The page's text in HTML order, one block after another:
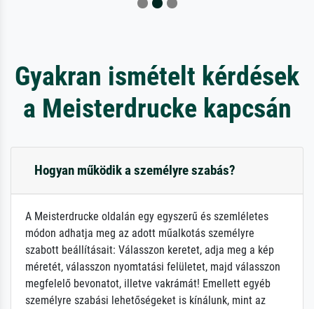
Gyakran ismételt kérdések
a Meisterdrucke kapcsán
Hogyan működik a személyre szabás?
A Meisterdrucke oldalán egy egyszerű és szemléletes
módon adhatja meg az adott műalkotás személyre
szabott beállításait: Válasszon keretet, adja meg a kép
méretét, válasszon nyomtatási felületet, majd válasszon
megfelelő bevonatot, illetve vakrámát! Emellett egyéb
személyre szabási lehetőségeket is kínálunk, mint az